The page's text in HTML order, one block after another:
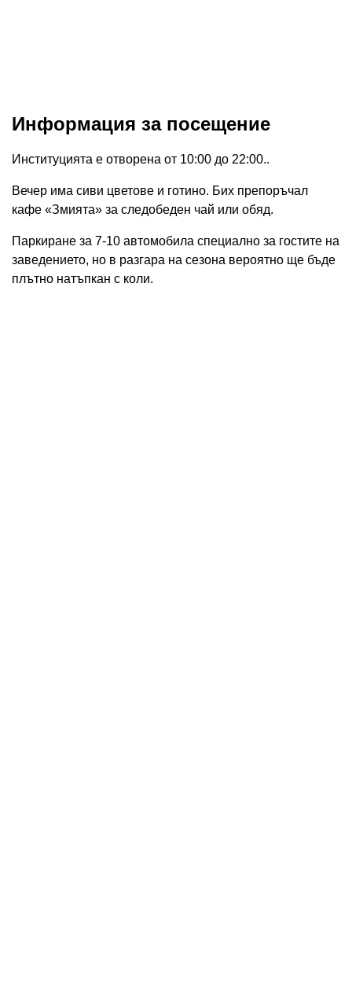
Информация за посещение
Институцията е отворена от 10:00 до 22:00..
Вечер има сиви цветове и готино. Бих препоръчал
кафе «Змията» за следобеден чай или обяд.
Паркиране за 7-10 автомобила специално за гостите на
заведението, но в разгара на сезона вероятно ще бъде
плътно натъпкан с коли.